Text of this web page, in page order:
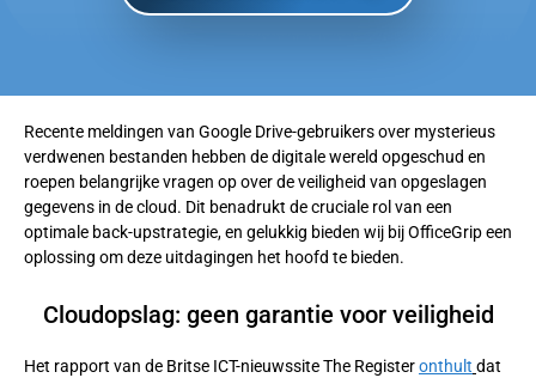
Recente meldingen van Google Drive-gebruikers over mysterieus
verdwenen bestanden hebben de digitale wereld opgeschud en
roepen belangrijke vragen op over de veiligheid van opgeslagen
gegevens in de cloud. Dit benadrukt de cruciale rol van een
optimale back-upstrategie, en gelukkig bieden wij bij OfficeGrip een
oplossing om deze uitdagingen het hoofd te bieden.
Cloudopslag: geen garantie voor veiligheid
Het rapport van de Britse ICT-nieuwssite The Registeronthult dat